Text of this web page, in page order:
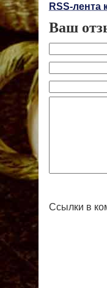
RSS-лента
Ваш
Ссылки в